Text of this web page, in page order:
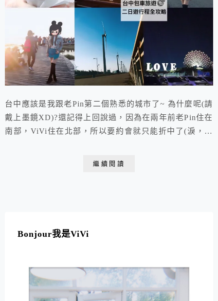
台中應該是我跟老Pin第二個熟悉的城市了~ 為什麼呢(請
戴上墨鏡XD)?還記得上回說過，因為在兩年前老Pin住在
南部，ViVi住在北部，所以要約會就只能折中了(淚，而
繼續閱讀
Bonjour我是ViVi